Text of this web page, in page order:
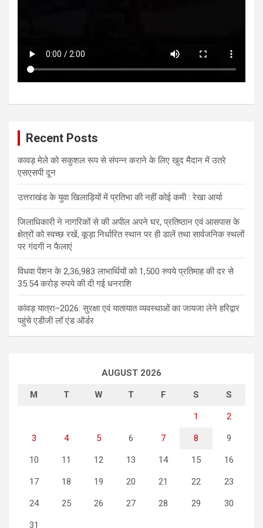
Recent Posts
कावड़ मेले को सकुशल रूप से संपन्न कराने के लिए खुद मैदान में उतरे
एसएसपी दून
उत्तराखंड के युवा खिलाड़ियों में प्रतिभा की नहीं कोई कमी : रेखा आर्या
जिलाधिकारी ने नागरिकों से की अपील अपने घर, प्रतिष्ठान एवं आसपास के
क्षेत्रों को स्वच्छ रखें, कूड़ा निर्धारित स्थान पर ही डालें तथा सार्वजनिक स्थलों
पर गंदगी न फैलाएं
विधवा पेंशन के 2,36,983 लाभार्थियों को 1,500 रुपये प्रतिमाह की दर से
35.54 करोड़ रुपये की दी गई धनराशि
कांवड़ यात्रा–2026: सुरक्षा एवं यातायात व्यवस्थाओं का जायजा लेने हरिद्वार
पहुंचे एडीजी लॉ एंड ऑर्डर
AUGUST 2026
M T W T F S S
1 2
3 4 5 6 7 8 9
10 11 12 13 14 15 16
17 18 19 20 21 22 23
24 25 26 27 28 29 30
31